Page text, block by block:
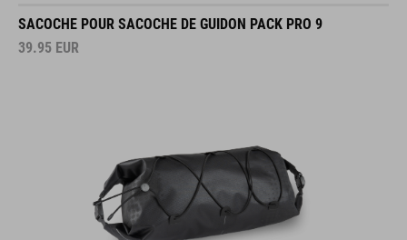
SACOCHE POUR SACOCHE DE GUIDON PACK PRO 9
39.95 EUR